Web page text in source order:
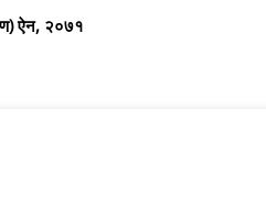
ऐन, २०७१